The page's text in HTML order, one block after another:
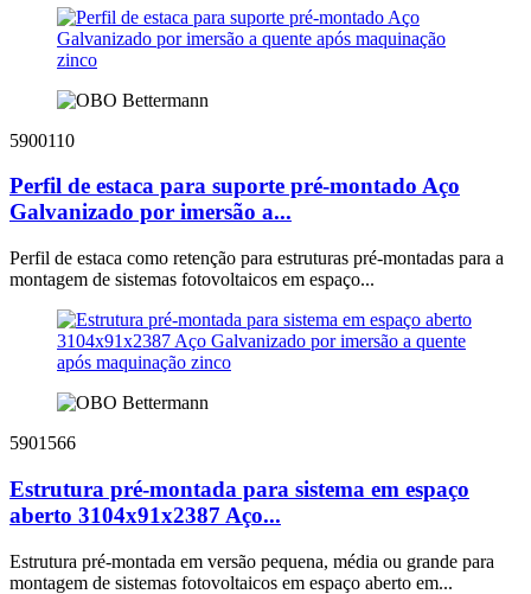
5900110
Perfil de estaca para suporte pré-montado Aço
Galvanizado por imersão a...
Perfil de estaca como retenção para estruturas pré-montadas para a
montagem de sistemas fotovoltaicos em espaço...
5901566
Estrutura pré-montada para sistema em espaço
aberto 3104x91x2387 Aço...
Estrutura pré-montada em versão pequena, média ou grande para
montagem de sistemas fotovoltaicos em espaço aberto em...